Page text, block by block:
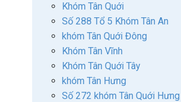
Khóm Tân Quới
Số 288 Tổ 5 Khóm Tân An
khóm Tân Quới Đông
Khóm Tân Vĩnh
Khóm Tân Quới Tây
khóm Tân Hưng
Số 272 khóm Tân Quới Hưng